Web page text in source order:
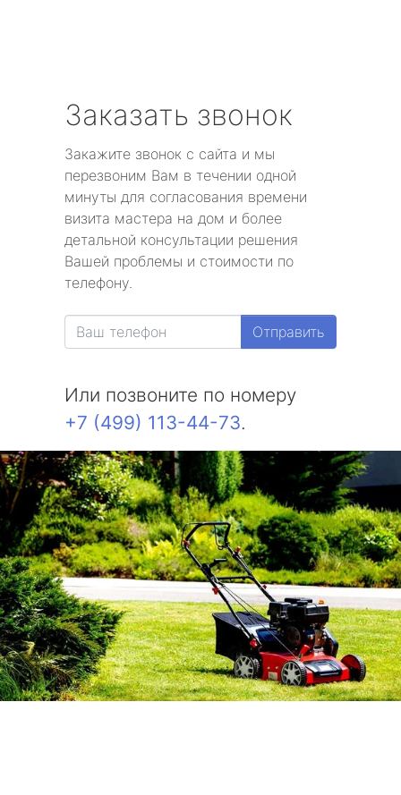
Заказать звонок
Закажите звонок с сайта и мы
перезвоним Вам в течении одной
минуты для согласования времени
визита мастера на дом и более
детальной консультации решения
Вашей проблемы и стоимости по
телефону.
Отправить
Или позвоните по номеру
+7 (499) 113-44-73.